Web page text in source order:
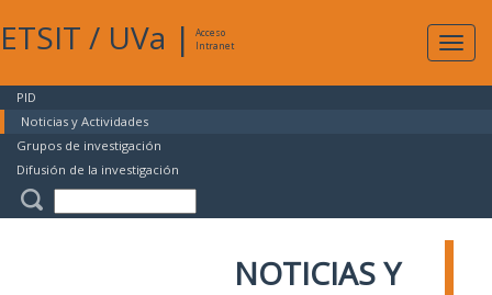
ETSIT / UVa |
Acceso
Intranet
PID
Noticias y Actividades
Grupos de investigación
Difusión de la investigación
NOTICIAS Y